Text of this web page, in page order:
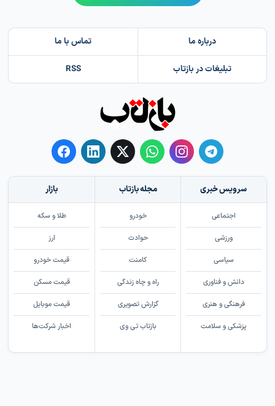
درباره ما تماس با ما
تبلیغات در بازتاب RSS
سرویس خبری
اجتماعی
ورزشی
سیاسی
دانش و فناوری
فرهنگی و هنری
پزشکی و سلامت
مجله بازتاب
خودرو
حوادث
کامنت
راه و چاه زندگی
گزارش تصویری
بازتاب تی وی
بازار
طلا و سکه
ارز
قیمت خودرو
قیمت مسکن
قیمت موبایل
اخبار شرکت‌ها